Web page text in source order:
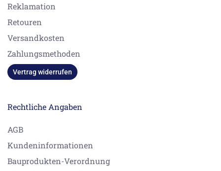
Reklamation
Retouren
Versandkosten
Zahlungsmethoden
Vertrag widerrufen
Rechtliche Angaben
AGB
Kundeninformationen
Bauprodukten-Verordnung